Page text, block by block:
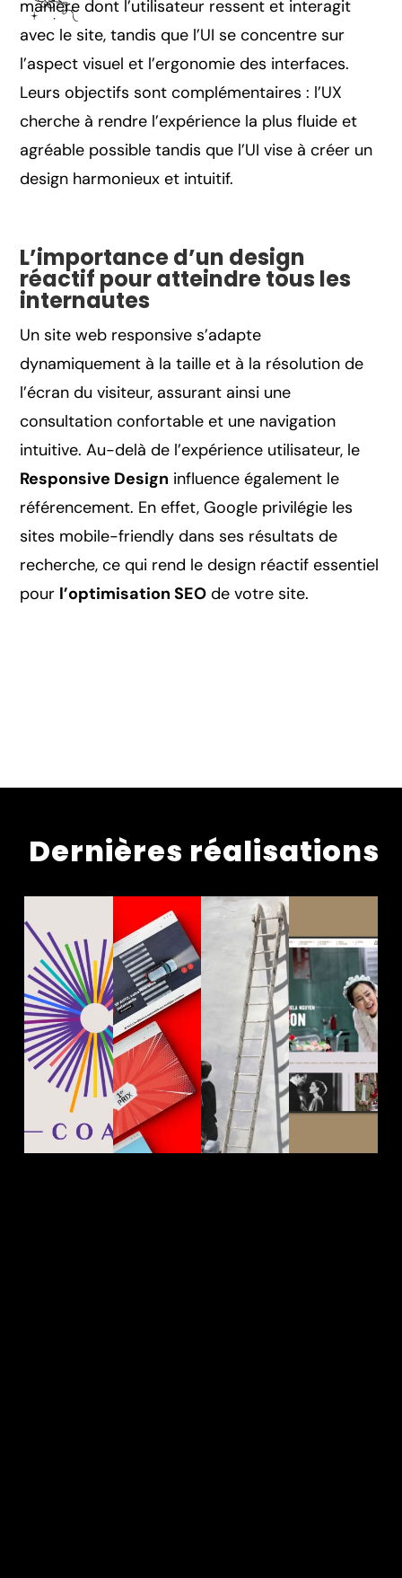
manière dont l’utilisateur ressent et interagit
avec le site, tandis que l’UI se concentre sur
l’aspect visuel et l’ergonomie des interfaces.
Leurs objectifs sont complémentaires : l’UX
cherche à rendre l’expérience la plus fluide et
agréable possible tandis que l’UI vise à créer un
design harmonieux et intuitif.
L’importance d’un design
réactif pour atteindre tous les
internautes
Un site web responsive s’adapte
dynamiquement à la taille et à la résolution de
l’écran du visiteur, assurant ainsi une
consultation confortable et une navigation
intuitive. Au-delà de l’expérience utilisateur, le
Responsive Design influence également le
référencement. En effet, Google privilégie les
sites mobile-friendly dans ses résultats de
recherche, ce qui rend le design réactif essentiel
pour l’optimisation SEO de votre site.
Dernières réalisations